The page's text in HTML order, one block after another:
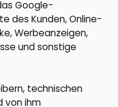
Google-
des Kunden, Online-
Werbeanzeigen,
und sonstige
technischen
von ihm